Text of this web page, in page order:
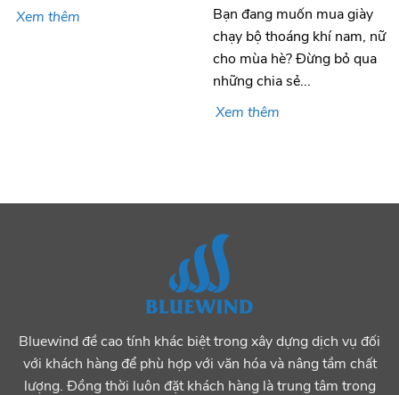
Xem thêm
Bạn đang muốn mua giày
chạy bộ thoáng khí nam, nữ
cho mùa hè? Đừng bỏ qua
những chia sẻ...
Xem thêm
Bluewind đề cao tính khác biệt trong xây dựng dịch vụ đối
với khách hàng để phù hợp với văn hóa và nâng tầm chất
lượng. Đồng thời luôn đặt khách hàng là trung tâm trong